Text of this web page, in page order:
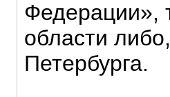
Федерации»,
области
Петербурга.